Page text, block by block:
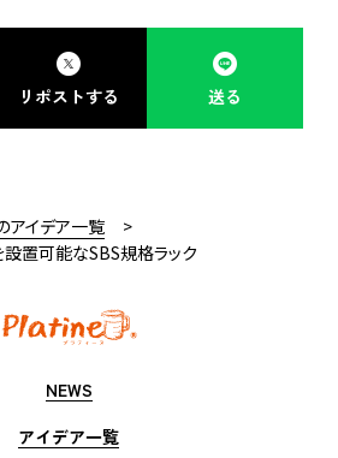
お問い合わせ
運営会社
利用規約
リポストする 送る
アイデア一覧
置可能なSBS規格ラック
NEWS
アイデア一覧